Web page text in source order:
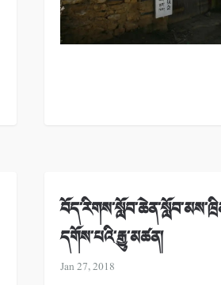
དགོས་པའི་རྒྱུ་མཚན།
Jan 27, 2018